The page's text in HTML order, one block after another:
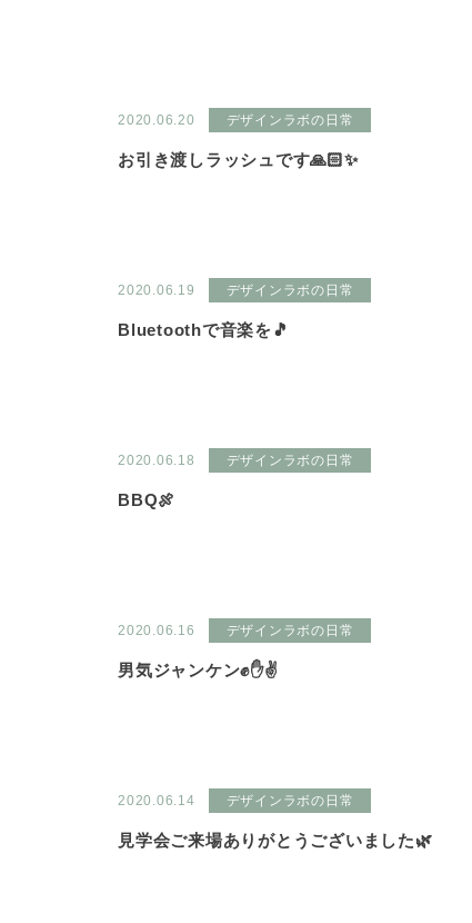
2020.06.20 デザインラボの日常
お引き渡しラッシュです🙏🏻✨
2020.06.19 デザインラボの日常
Bluetoothで音楽を🎵
2020.06.18 デザインラボの日常
BBQ🍖
2020.06.16 デザインラボの日常
男気ジャンケン✊✋✌️
2020.06.14 デザインラボの日常
見学会ご来場ありがとうございました🌿